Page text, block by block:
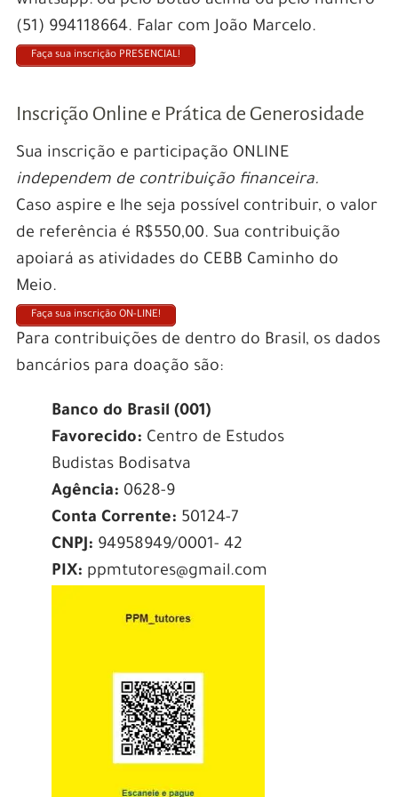
(51) 994118664. Falar com João Marcelo.
Faça sua inscrição PRESENCIAL!
Inscrição Online e Prática de Generosidade
Sua inscrição e participação ONLINE
independem de contribuição financeira.
Caso aspire e lhe seja possível contribuir, o valor
de referência é R$550,00. Sua contribuição
apoiará as atividades do CEBB Caminho do
Meio.
Faça sua inscrição ON-LINE!
Para contribuições de dentro do Brasil, os dados
bancários para doação são:
Banco do Brasil (001)
Favorecido: Centro de Estudos
Budistas Bodisatva
Agência: 0628-9
Conta Corrente: 50124-7
CNPJ: 94958949/0001- 42
PIX: ppmtutores@gmail.com